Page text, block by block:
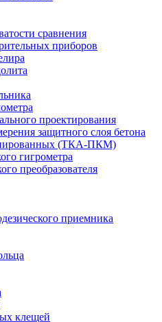
сравнения
приборов
проектирования
защитного слоя бетона
(ТКА-ПКМ)
гигрометра
преобразователя
приемника
клещей